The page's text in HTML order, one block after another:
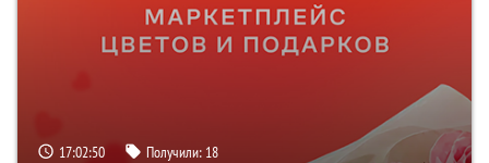
17:02:49 Получили: 18